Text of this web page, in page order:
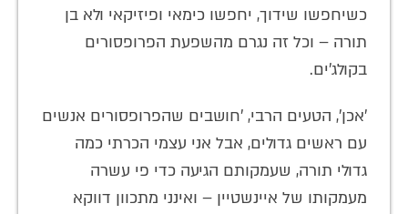
כשיחפשו שידוך, יחפשו כימאי ופיזיקאי ולא בן
תורה – וכל זה נגרם מהשפעת הפרופסורים
בקולג'ים.
'אכן', הטעים הרבי, 'חושבים שהפרופסורים אנשים
עם ראשים גדולים, אבל אני עצמי הכרתי כמה
גדולי תורה, שעמקותם הגיעה כדי פי עשרה
מעמקותו של איינשטיין – ואינני מתכוון דווקא